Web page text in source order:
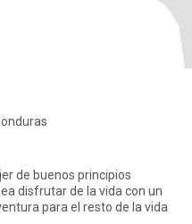
de buenos principios
disfrutar de la vida con un
para el resto de la vida